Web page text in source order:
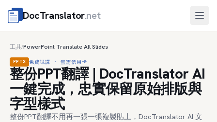
DocTranslator.net 開啟
工具/PowerPoint Translate All Slides
PPTX 免費試譯 · 無需信用卡
整份PPT翻譯 | DocTranslator AI
一鍵完成，忠實保留原始排版與
字型樣式
整份PPT翻譯不用再一張一張複製貼上，DocTranslator AI 文